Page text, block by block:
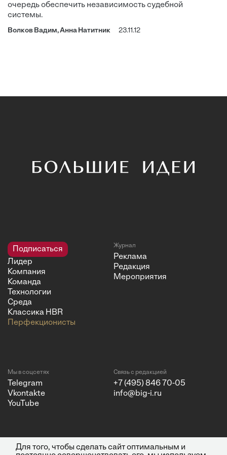
очередь обеспечить независимость судебной
системы.
Волков Вадим, Анна Натитник 23.11.12
Подписаться
Лидер
Компания
Команда
Технологии
Среда
Классика HBR
Перфекционисты
Журнал
Реклама
Редакция
Мероприятия
Мы в соцсетях
Telegram
Vkontakte
YouTube
Связь с редакцией
+7 (495) 846 70-05
info@big-i.ru
© 2026 ООО "Бизнес Инсайт
Политика конфиденциальности
Для того, чтобы сделать сайт оптимальным и